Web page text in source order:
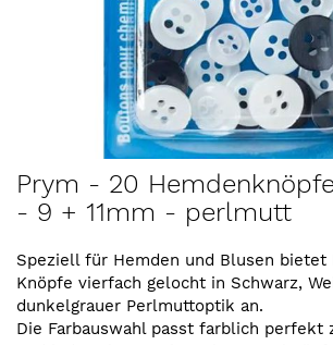
Anfang
der
springen
Prym - 20
- 9 + 11mm - perlmutt
Speziell für Hemden und Blusen bietet
Knöpfe vierfach gelocht in Schwarz,
dunkelgrauer Perlmuttoptik an.
Die Farbauswahl passt farblich perfekt